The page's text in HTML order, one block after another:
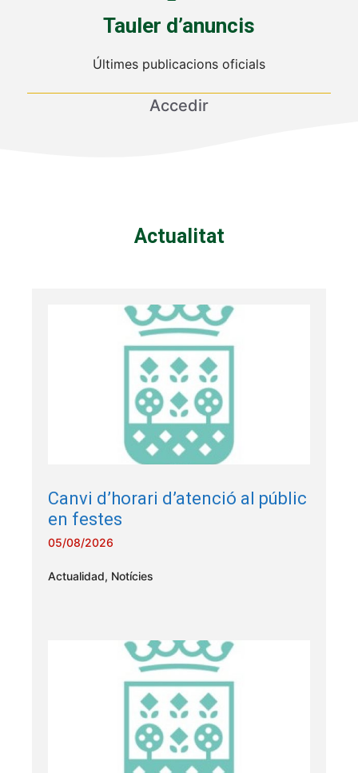
Tauler d’anuncis
Últimes publicacions oficials
Accedir
Actualitat
Canvi d’horari d’atenció al públic
en festes
05/08/2026
Actualidad, Notícies